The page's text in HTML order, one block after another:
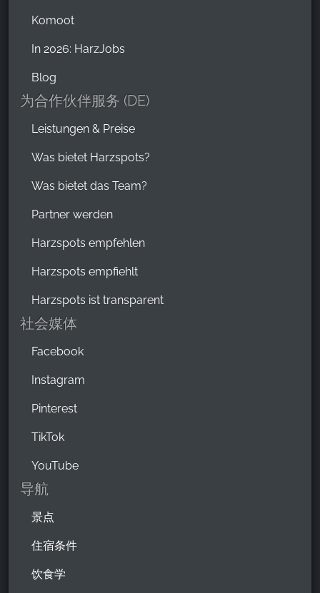
Komoot
In 2026: HarzJobs
Blog
为合作伙伴服务 (DE)
Leistungen & Preise
Was bietet Harzspots?
Was bietet das Team?
Partner werden
Harzspots empfehlen
Harzspots empfiehlt
Harzspots ist transparent
社会媒体
Facebook
Instagram
Pinterest
TikTok
YouTube
导航
景点
住宿条件
饮食学